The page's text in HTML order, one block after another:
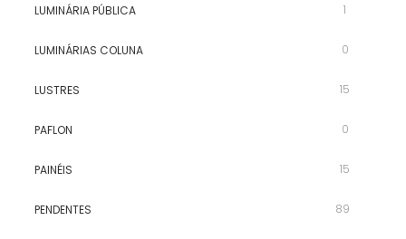
LUMINÁRIA PÚBLICA 1
LUMINÁRIAS COLUNA 0
LUSTRES 15
PAFLON 0
PAINÉIS 15
PENDENTES 89